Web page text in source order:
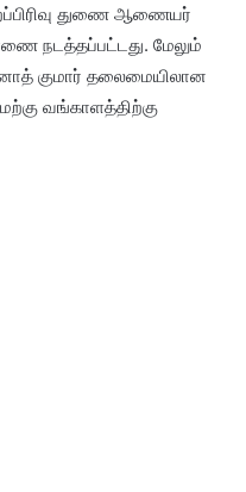
துணை ஆணையர்
நடத்தப்பட்டது. மேலும்
குமார் தலைமையிலான
வங்காளத்திற்கு